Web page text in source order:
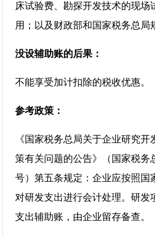
床试验费、勘探开发技术的现场
用；以及财政部和国家税务总局
没设辅助账的后果：
不能享受加计扣除的税收优惠。
参考政策：
《国家税务总局关于企业研究
策有关问题的公告》（国家税务
号）第五条规定：企业应按照国
对研发支出进行会计处理。研发
支出辅助账，由企业留存备查。